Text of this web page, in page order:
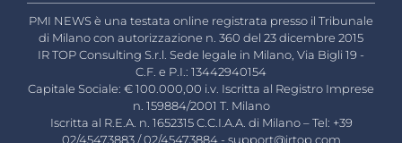
PMI NEWS è una testata online registrata presso il Tribunale
di Milano con autorizzazione n. 360 del 23 dicembre 2015
IR TOP Consulting S.r.l. Sede legale in Milano, Via Bigli 19 -
C.F. e P.I.: 13442940154
Capitale Sociale: € 100.000,00 i.v. Iscritta al Registro Imprese
n. 159884/2001 T. Milano
Iscritta al R.E.A. n. 1652315 C.C.I.A.A. di Milano – Tel: +39
02/45473883 / 02/45473884 - support@irtop.com